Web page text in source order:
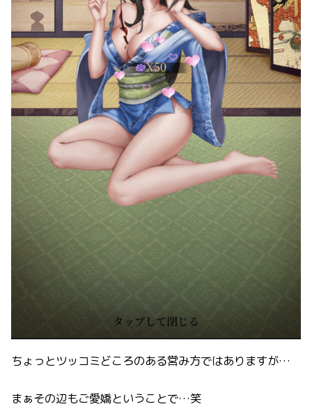
ちょっとツッコミどころのある営み方ではありますが…
まぁその辺もご愛嬌ということで…笑